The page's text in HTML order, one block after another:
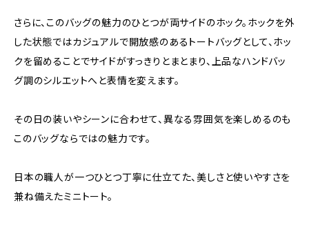
さらに、このバッグの魅力のひとつが両サイドのホック。ホックを外
した状態ではカジュアルで開放感のあるトートバッグとして、ホッ
クを留めることでサイドがすっきりとまとまり、上品なハンドバッ
グ調のシルエットへと表情を変えます。
その日の装いやシーンに合わせて、異なる雰囲気を楽しめるのも
このバッグならではの魅力です。
日本の職人が一つひとつ丁寧に仕立てた、美しさと使いやすさを
兼ね備えたミニトート。